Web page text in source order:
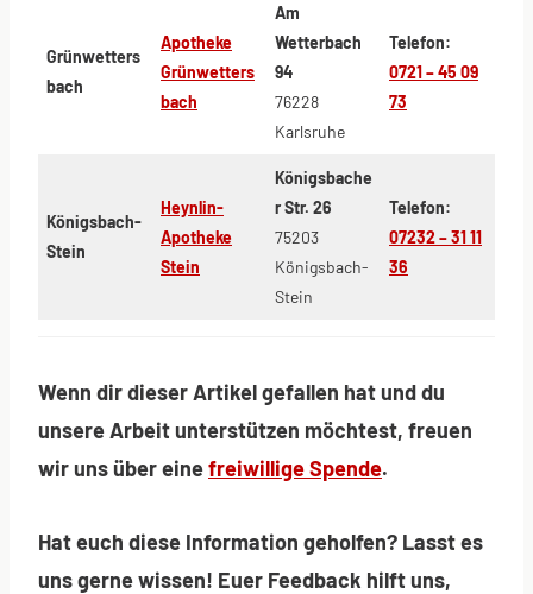
Grünwetters
bach
Apotheke
Grünwetters
bach
Am
Wetterbach
94
76228
Karlsruhe
Telefon:
0721 – 45 09
73
Königsbach-
Stein
Heynlin-
Apotheke
Stein
Königsbache
r Str. 26
75203
Königsbach-
Stein
Telefon:
07232 – 31 11
36
Wenn dir dieser Artikel gefallen hat und du
unsere Arbeit unterstützen möchtest, freuen
wir uns über einefreiwillige Spende.
Hat euch diese Information geholfen? Lasst es
uns gerne wissen! Euer Feedback hilft uns,